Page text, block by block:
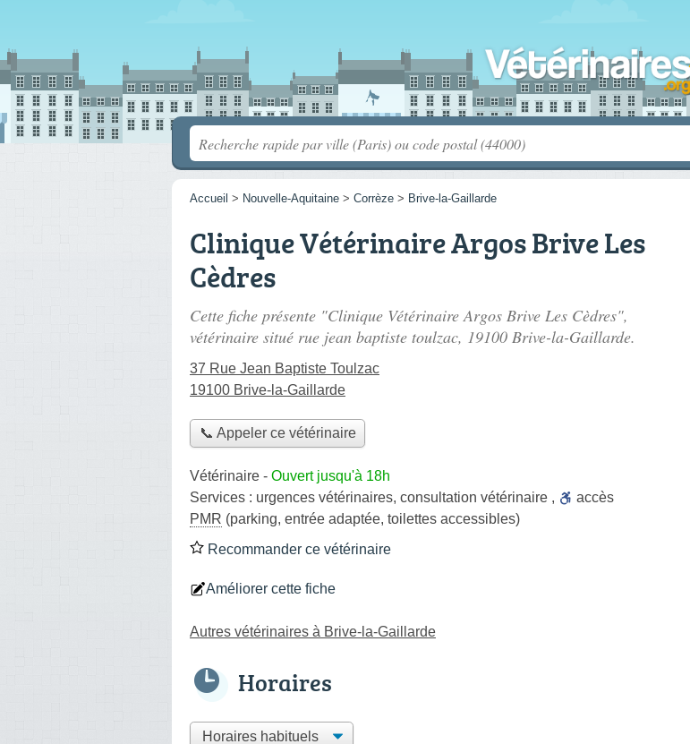
Accueil > Nouvelle-Aquitaine > Corrèze > Brive-la-Gaillarde
Clinique Vétérinaire Argos Brive Les
Cèdres
Cette fiche présente "Clinique Vétérinaire Argos Brive Les Cèdres",
vétérinaire situé rue jean baptiste toulzac, 19100 Brive-la-Gaillarde.
37 Rue Jean Baptiste Toulzac
19100 Brive-la-Gaillarde
📞 Appeler ce vétérinaire
Vétérinaire - Ouvert jusqu'à 18h
Services : urgences vétérinaires, consultation vétérinaire ,
accès
PMR (parking, entrée adaptée, toilettes accessibles)
Recommander ce vétérinaire
Améliorer cette fiche
Autres vétérinaires à Brive-la-Gaillarde
Horaires